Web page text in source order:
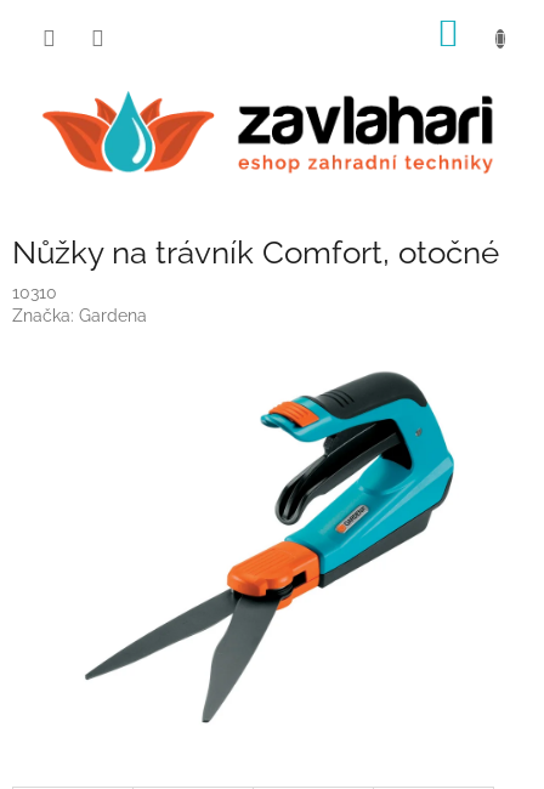
Nůžky na trávník Comfort, otočné
10310
Značka: Gardena